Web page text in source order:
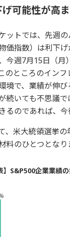
可能性が高
ットでは、先週
価指数）は利下
今週7月15日（月
のところのイン
境で、業績が伸
続いても不思議
るのであれば、今
、米大統領選挙
料のひとつとなり
】S&P500企業業績